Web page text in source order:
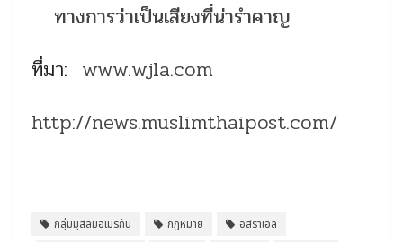
ทางการว่าเป็นเสียงที่น่ารำคาญ
ที่มา: www.wjla.com
http://news.muslimthaipost.com/
กลุ่มมุสลิมอเมริกัน กฎหมาย
อิสราเอล